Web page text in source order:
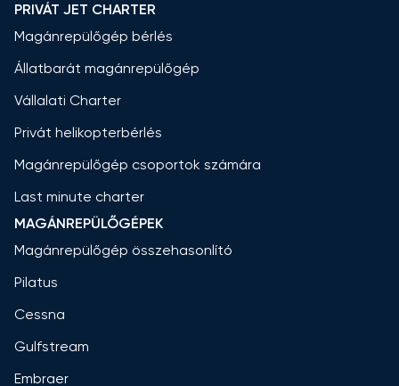
PRIVÁT JET CHARTER
Magánrepülőgép bérlés
Állatbarát magánrepülőgép
Vállalati Charter
Privát helikopterbérlés
Magánrepülőgép csoportok számára
Last minute charter
MAGÁNREPÜLŐGÉPEK
Magánrepülőgép összehasonlító
Pilatus
Cessna
Gulfstream
Embraer